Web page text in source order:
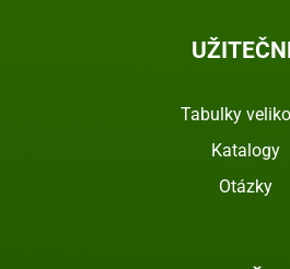
Tabulky
Katalogy
Otázky